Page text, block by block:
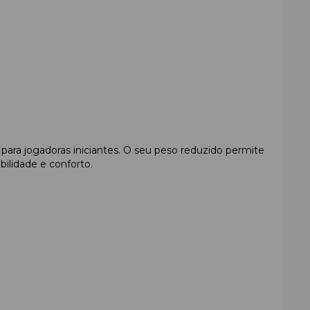
jogadoras iniciantes. O seu peso reduzido permite
e conforto.